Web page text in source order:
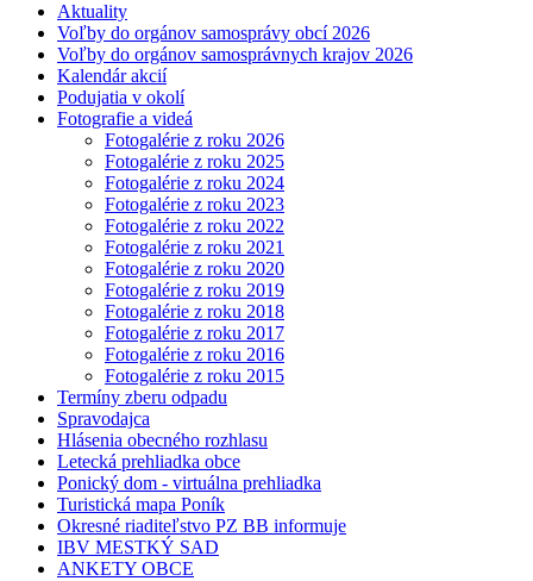
Aktuality
Voľby do orgánov samosprávy obcí 2026
Voľby do orgánov samosprávnych krajov 2026
Kalendár akcií
Podujatia v okolí
Fotografie a videá
Fotogalérie z roku 2026
Fotogalérie z roku 2025
Fotogalérie z roku 2024
Fotogalérie z roku 2023
Fotogalérie z roku 2022
Fotogalérie z roku 2021
Fotogalérie z roku 2020
Fotogalérie z roku 2019
Fotogalérie z roku 2018
Fotogalérie z roku 2017
Fotogalérie z roku 2016
Fotogalérie z roku 2015
Termíny zberu odpadu
Spravodajca
Hlásenia obecného rozhlasu
Letecká prehliadka obce
Ponický dom - virtuálna prehliadka
Turistická mapa Poník
Okresné riaditeľstvo PZ BB informuje
IBV MESTKÝ SAD
ANKETY OBCE